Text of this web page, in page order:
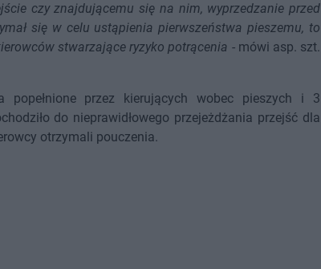
czy znajdującemu się na nim, wyprzedzanie przed
się w celu ustąpienia pierwszeństwa pieszemu, to
stwarzające ryzyko potrącenia - mówi asp. szt.
przez kierujących wobec pieszych i 3
do nieprawidłowego przejeżdżania przejść dla
otrzymali pouczenia.